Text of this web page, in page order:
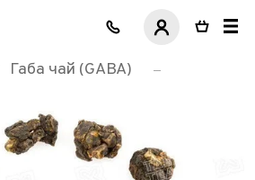
Габа чай (GABA)